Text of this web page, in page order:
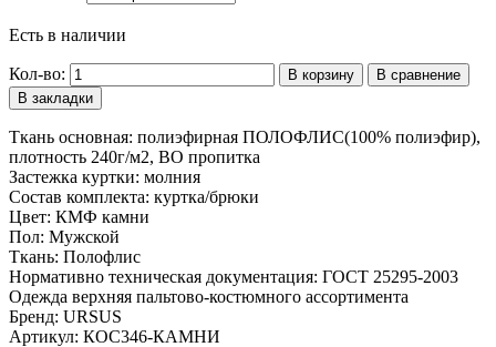
Есть в наличии
Кол-во: В корзину
В сравнение
В закладки
Ткань основная: полиэфирная ПОЛОФЛИС(100% полиэфир),
плотность 240г/м2, ВО пропитка
Застежка куртки: молния
Состав комплекта: куртка/брюки
Цвет: КМФ камни
Пол: Мужской
Ткань: Полофлис
Нормативно техническая документация: ГОСТ 25295-2003
Одежда верхняя пальтово-костюмного ассортимента
Бренд: URSUS
Артикул: КОС346-КАМНИ